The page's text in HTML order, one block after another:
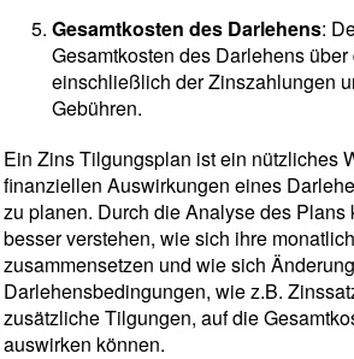
Gesamtkosten des Darlehens:
Gesamtkosten des Darlehens
einschließlich der Zinszahlungen
Gebühren.
Ein Zins Tilgungsplan ist ein nützliches
finanziellen Auswirkungen eines
zu planen. Durch die Analyse des Plans
besser verstehen, wie sich ihre
zusammensetzen und wie sich
Darlehensbedingungen, wie z.B.
zusätzliche Tilgungen, auf die
auswirken können.